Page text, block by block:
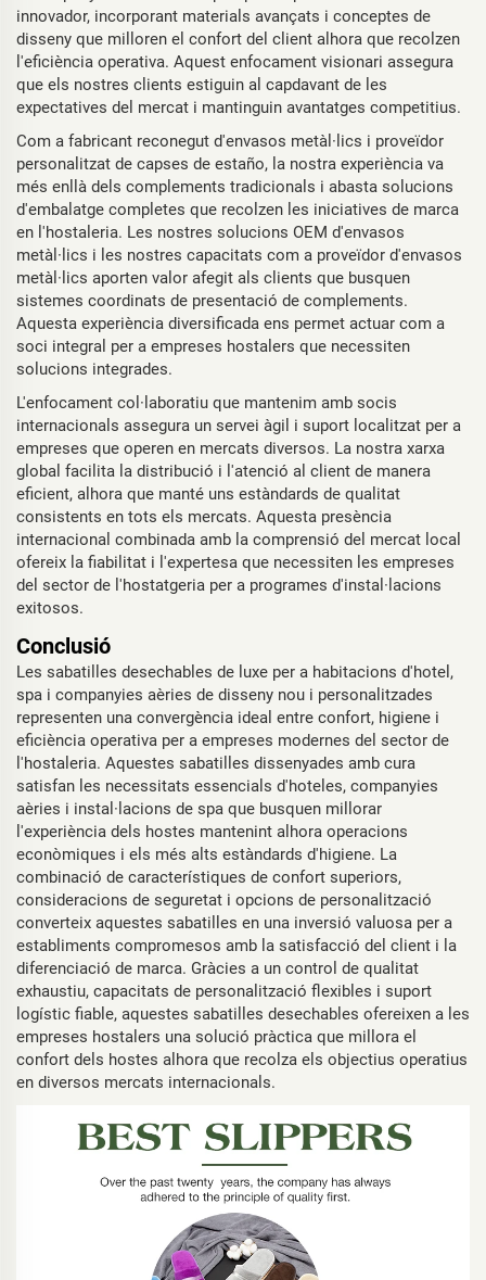
innovador, incorporant materials avançats i conceptes de
disseny que milloren el confort del client alhora que recolzen
l'eficiència operativa. Aquest enfocament visionari assegura
que els nostres clients estiguin al capdavant de les
expectatives del mercat i mantinguin avantatges competitius.
Com a fabricant reconegut d'envasos metàl·lics i proveïdor
personalitzat de capses de estaño, la nostra experiència va
més enllà dels complements tradicionals i abasta solucions
d'embalatge completes que recolzen les iniciatives de marca
en l'hostaleria. Les nostres solucions OEM d'envasos
metàl·lics i les nostres capacitats com a proveïdor d'envasos
metàl·lics aporten valor afegit als clients que busquen
sistemes coordinats de presentació de complements.
Aquesta experiència diversificada ens permet actuar com a
soci integral per a empreses hostalers que necessiten
solucions integrades.
L'enfocament col·laboratiu que mantenim amb socis
internacionals assegura un servei àgil i suport localitzat per a
empreses que operen en mercats diversos. La nostra xarxa
global facilita la distribució i l'atenció al client de manera
eficient, alhora que manté uns estàndards de qualitat
consistents en tots els mercats. Aquesta presència
internacional combinada amb la comprensió del mercat local
ofereix la fiabilitat i l'expertesa que necessiten les empreses
del sector de l'hostatgeria per a programes d'instal·lacions
exitosos.
Conclusió
Les sabatilles desechables de luxe per a habitacions d'hotel,
spa i companyies aèries de disseny nou i personalitzades
representen una convergència ideal entre confort, higiene i
eficiència operativa per a empreses modernes del sector de
l'hostaleria. Aquestes sabatilles dissenyades amb cura
satisfan les necessitats essencials d'hoteles, companyies
aèries i instal·lacions de spa que busquen millorar
l'experiència dels hostes mantenint alhora operacions
econòmiques i els més alts estàndards d'higiene. La
combinació de característiques de confort superiors,
consideracions de seguretat i opcions de personalització
converteix aquestes sabatilles en una inversió valuosa per a
establiments compromesos amb la satisfacció del client i la
diferenciació de marca. Gràcies a un control de qualitat
exhaustiu, capacitats de personalització flexibles i suport
logístic fiable, aquestes sabatilles desechables ofereixen a les
empreses hostalers una solució pràctica que millora el
confort dels hostes alhora que recolza els objectius operatius
en diversos mercats internacionals.